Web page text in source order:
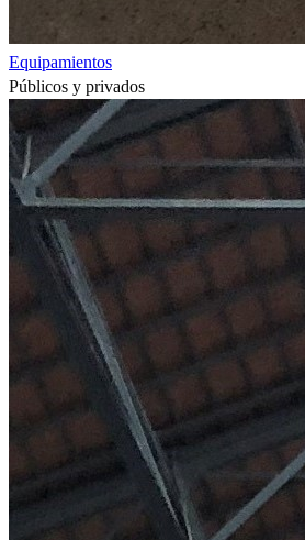
Equipamientos
Públicos y privados